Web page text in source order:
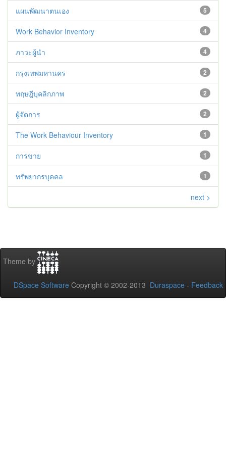
5
แผนพัฒนาตนเอง
4
Work Behavior Inventory
4
ภาวะผู้นำ
2
กรุงเทพมหานคร
2
ทฤษฎีบุคลิกภาพ
2
ผู้จัดการ
1
The Work Behaviour Inventory
1
การขาย
1
ทรัพยากรบุคคล
next >
Theme by
DSpace Software Copyright © 2002-2013 Duraspace - Feedback